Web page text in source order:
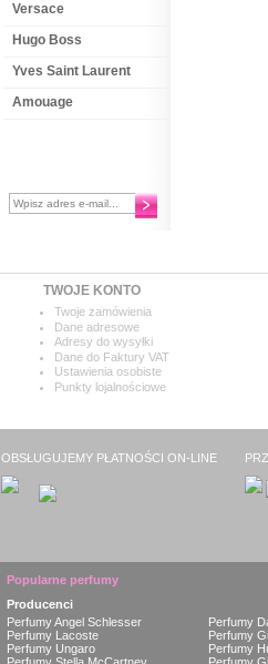
Versace
Hugo Boss
Yves Saint Laurent
Amouage
TWOJE KONTO
Twoje zamówienia
Dane adresowe
Adresy do wysyłki
Dane do Faktury VAT
Ustawienia osobiste
Punkty lojalnościowe
OBSŁUGUJEMY PŁATNOŚCI ON-LINE
Popularne perfumy
Producenci
Perfumy Angel Schlesser
Perfumy
Perfumy Lacoste
Perfumy
Perfumy Ungaro
Perfumy